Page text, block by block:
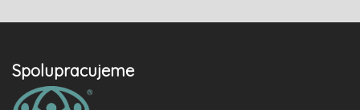
Spolupracujeme